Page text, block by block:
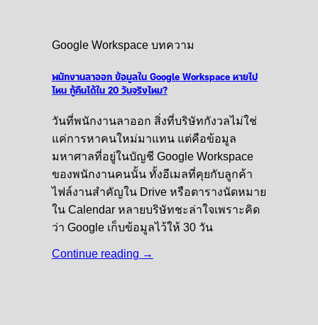
Google Workspace บทความ
พนักงานลาออก ข้อมูลใน Google Workspace หายไป
ไหน กู้คืนได้ใน 20 วันจริงไหม?
วันที่พนักงานลาออก สิ่งที่บริษัทกังวลไม่ใช่
แค่การหาคนใหม่มาแทน แต่คือข้อมูล
มหาศาลที่อยู่ในบัญชี Google Workspace
ของพนักงานคนนั้น ทั้งอีเมลที่คุยกับลูกค้า
ไฟล์งานสำคัญใน Drive หรือตารางนัดหมาย
ใน Calendar หลายบริษัทชะล่าใจเพราะคิด
ว่า Google เก็บข้อมูลไว้ให้ 30 วัน
Continue reading →